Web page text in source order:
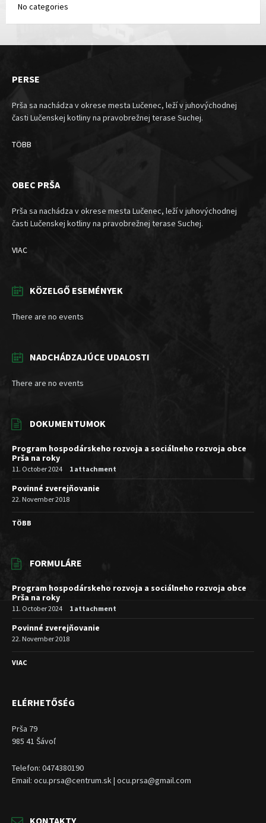
No categories
PERSE
Prša sa nachádza v okrese mesta Lučenec, leží v juhovýchodnej
časti Lučenskej kotliny na pravobrežnej terase Suchej.
TÖBB
OBEC PRŠA
Prša sa nachádza v okrese mesta Lučenec, leží v juhovýchodnej
časti Lučenskej kotliny na pravobrežnej terase Suchej.
VIAC
KÖZELGŐ ESEMÉNYEK
There are no events
NADCHÁDZAJÚCE UDALOSTI
There are no events
DOKUMENTUMOK
Program hospodárskeho rozvoja a sociálneho rozvoja obce
Prša na roky
11. October 2024 1 attachment
Povinné zverejňovanie
22. November 2018
TÖBB
FORMULÁRE
Program hospodárskeho rozvoja a sociálneho rozvoja obce
Prša na roky
11. October 2024 1 attachment
Povinné zverejňovanie
22. November 2018
VIAC
ELÉRHETŐSÉG
Prša 79
985 41 Šávoľ
Telefon: 0474380190
Email: ocu.prsa@centrum.sk | ocu.prsa@gmail.com
KONTAKTY